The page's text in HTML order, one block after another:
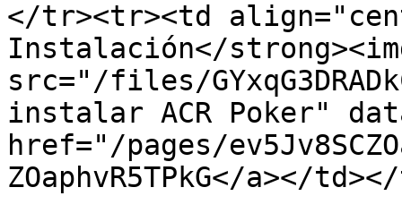
</tr><tr><td
Instalación</
src="/files/
instalar ACR Poker"
href="/pages/
ZOaphvR5TPkG</a></